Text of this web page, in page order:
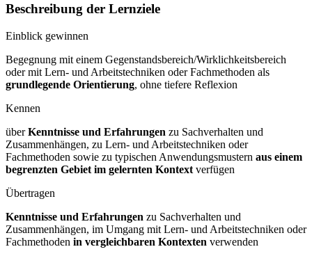
Beschreibung der Lernziele
Einblick gewinnen
Begegnung mit einem Gegenstandsbereich/Wirklichkeitsbereich
oder mit Lern- und Arbeitstechniken oder Fachmethoden als
grundlegende Orientierung, ohne tiefere Reflexion
Kennen
überKenntnisse und Erfahrungen zu Sachverhalten und
Zusammenhängen, zu Lern- und Arbeitstechniken oder
Fachmethoden sowie zu typischen Anwendungsmustern aus einem
begrenzten Gebiet im gelernten Kontext verfügen
Übertragen
Kenntnisse und Erfahrungen zu Sachverhalten und
Zusammenhängen, im Umgang mit Lern- und Arbeitstechniken oder
Fachmethoden in vergleichbaren Kontexten verwenden